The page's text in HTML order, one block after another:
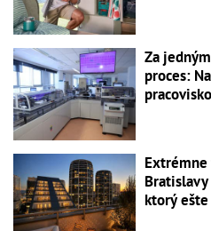
Za
proces:
pracovisko
ktorý